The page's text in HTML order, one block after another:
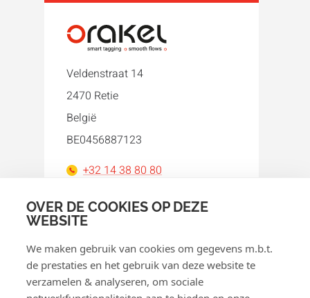
OVER DE COOKIES OP DEZE
WEBSITE
We maken gebruik van cookies om gegevens m.b.t.
de prestaties en het gebruik van deze website te
verzamelen & analyseren, om sociale
Veldenstraat 14
2470 Retie
België
BE0456887123
+32 14 38 80 80
Facebook